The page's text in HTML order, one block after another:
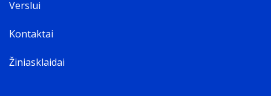
Verslui
Kontaktai
Žiniasklaidai